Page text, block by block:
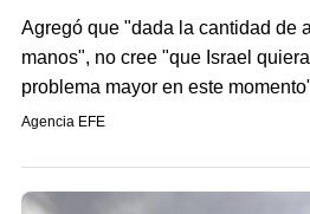
Agregó que "dada la cantidad de
manos", no cree "que Israel
problema mayor en este
Agencia EFE